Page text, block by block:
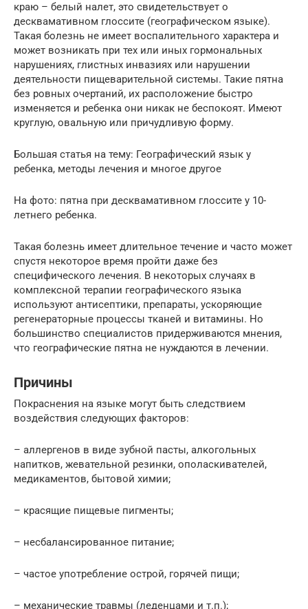
краю – белый налет, это свидетельствует о
десквамативном глоссите (географическом языке).
Такая болезнь не имеет воспалительного характера и
может возникать при тех или иных гормональных
нарушениях, глистных инвазиях или нарушении
деятельности пищеварительной системы. Такие пятна
без ровных очертаний, их расположение быстро
изменяется и ребенка они никак не беспокоят. Имеют
круглую, овальную или причудливую форму.
Большая статья на тему: Географический язык у
ребенка, методы лечения и многое другое
На фото: пятна при десквамативном глоссите у 10-
летнего ребенка.
Такая болезнь имеет длительное течение и часто может
спустя некоторое время пройти даже без
специфического лечения. В некоторых случаях в
комплексной терапии географического языка
используют антисептики, препараты, ускоряющие
регенераторные процессы тканей и витамины. Но
большинство специалистов придерживаются мнения,
что географические пятна не нуждаются в лечении.
Причины
Покраснения на языке могут быть следствием
воздействия следующих факторов:
– аллергенов в виде зубной пасты, алкогольных
напитков, жевательной резинки, ополаскивателей,
медикаментов, бытовой химии;
– красящие пищевые пигменты;
– несбалансированное питание;
– частое употребление острой, горячей пищи;
– механические травмы (леденцами и т.п.);